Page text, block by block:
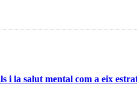
i la salut mental com a eix